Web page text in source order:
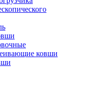
ковши